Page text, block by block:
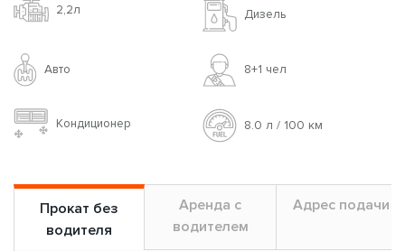
2,2л Дизель
Авто 8+1 чел
Кондиционер 8.0 л / 100 км
Прокат без
водителя
Аренда с
водителем
Адрес подачи